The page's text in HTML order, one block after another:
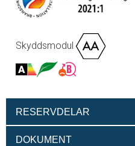
Skyddsmodul
RESERVDELAR
DOKUMENT